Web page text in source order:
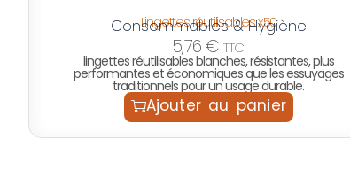
Lingettes réutilisables x50
Consommables & Hygiène
5,76€ TTC
lingettes réutilisables blanches, résistantes, plus
performantes et économiques que les essuyages
traditionnels pour un usage durable.
Ajouter au panier